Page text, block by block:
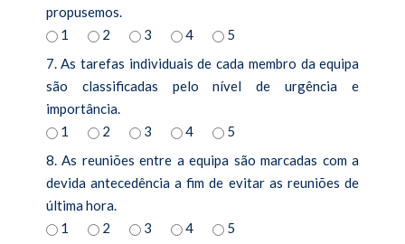
propusemos.
1
2 3 4
5
7. As tarefas individuais de cada membro da equipa
são classificadas pelo nível de urgência e
importância.
1
2 3 4
5
8. As reuniões entre a equipa são marcadas com a
devida antecedência a fim de evitar as reuniões de
última hora.
1
2 3 4
5